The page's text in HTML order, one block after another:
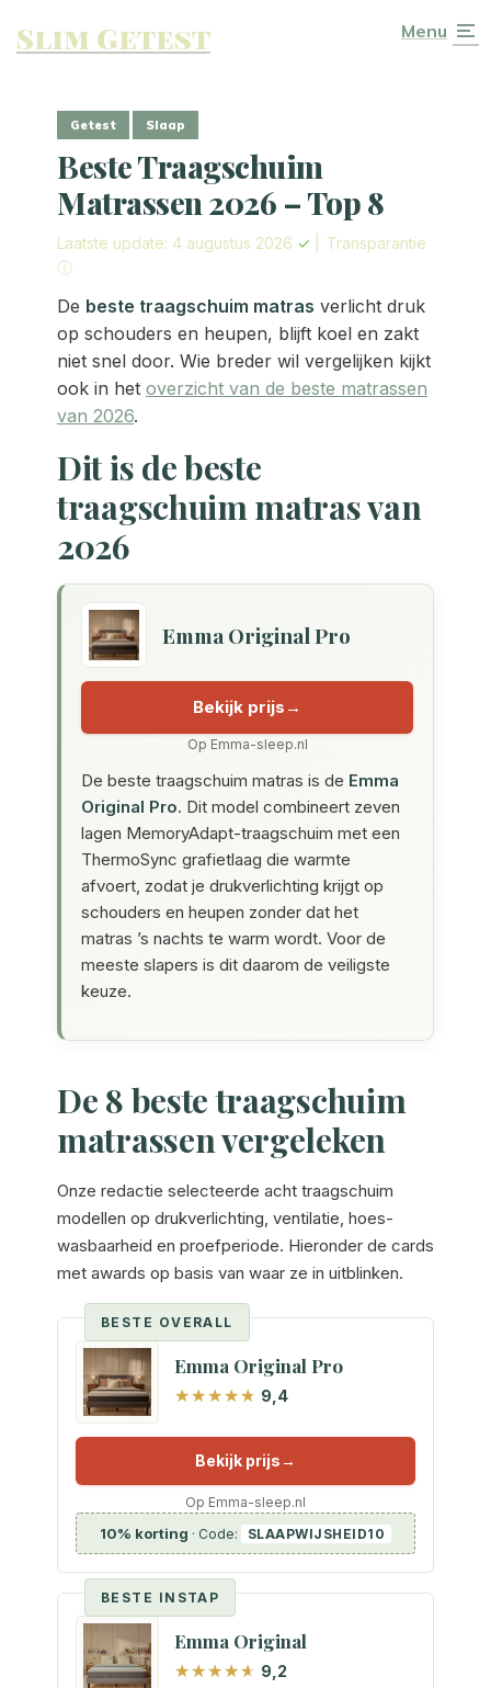
Slim Getest Menu
Getest Slaap
Beste Traagschuim
Matrassen 2026 – Top 8
Laatste update: 4 augustus 2026 ✓
Transparantie
ⓘ
De beste traagschuim matras verlicht druk
op schouders en heupen, blijft koel en zakt
niet snel door. Wie breder wil vergelijken kijkt
ook in het overzicht van de beste matrassen
van 2026.
Dit is de beste
traagschuim matras van
2026
Emma Original Pro
Bekijk prijs
Op Emma-sleep.nl
De beste traagschuim matras is de Emma
Original Pro. Dit model combineert zeven
lagen MemoryAdapt-traagschuim met een
ThermoSync grafietlaag die warmte
afvoert, zodat je drukverlichting krijgt op
schouders en heupen zonder dat het
matras ’s nachts te warm wordt. Voor de
meeste slapers is dit daarom de veiligste
keuze.
De 8 beste traagschuim
matrassen vergeleken
Onze redactie selecteerde acht traagschuim
modellen op drukverlichting, ventilatie, hoes-
wasbaarheid en proefperiode. Hieronder de cards
met awards op basis van waar ze in uitblinken.
BESTE OVERALL
Emma Original Pro
9,4
Bekijk prijs
Op Emma-sleep.nl
10% korting · Code: SLAAPWIJSHEID10
BESTE INSTAP
Emma Original
9,2